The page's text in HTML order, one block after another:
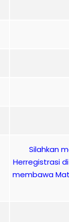
Silahkan
Herregistrasi di
membawa